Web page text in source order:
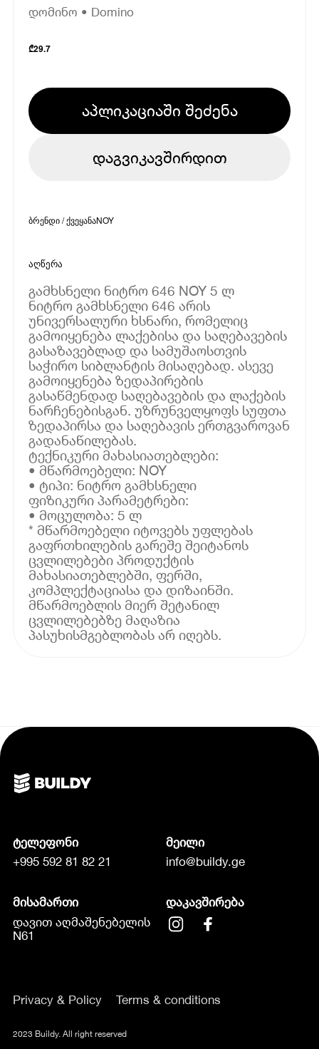
დომინო • Domino
₾29.7
აპლიკაციაში შეძენა
დაგვიკავშირდით
ბრენდი / ქვეყანაNOY
აღწერა
გამხსნელი ნიტრო 646 NOY 5 ლ
ნიტრო გამხსნელი 646 არის
უნივერსალური ხსნარი, რომელიც
გამოიყენება ლაქებისა და საღებავების
გასაზავებლად და სამუშაოსთვის
საჭირო სიბლანტის მისაღებად. ასევე
გამოიყენება ზედაპირების
გასაწმენდად საღებავების და ლაქების
ნარჩენებისგან. უზრუნველყოფს სუფთა
ზედაპირსა და საღებავის ერთგვაროვან
გადანაწილებას.
ტექნიკური მახასიათებლები:
• მწარმოებელი: NOY
• ტიპი: ნიტრო გამხსნელი
ფიზიკური პარამეტრები:
• მოცულობა: 5 ლ
* მწარმოებელი იტოვებს უფლებას
გაფრთხილების გარეშე შეიტანოს
ცვლილებები პროდუქტის
მახასიათებლებში, ფერში,
კომპლექტაციასა და დიზაინში.
მწარმოებლის მიერ შეტანილ
ცვლილებებზე მაღაზია
პასუხისმგებლობას არ იღებს.
ტელეფონი
+995 592 81 82 21
მეილი
info@buildy.ge
მისამართი
დავით აღმაშენებელის
N61
დაკავშირება
Privacy & Policy Terms & conditions
2023 Buildy. All right reserved